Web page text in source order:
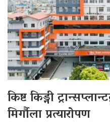
किष्ट किड्नी
मिर्गौला प्रत्यारोपण